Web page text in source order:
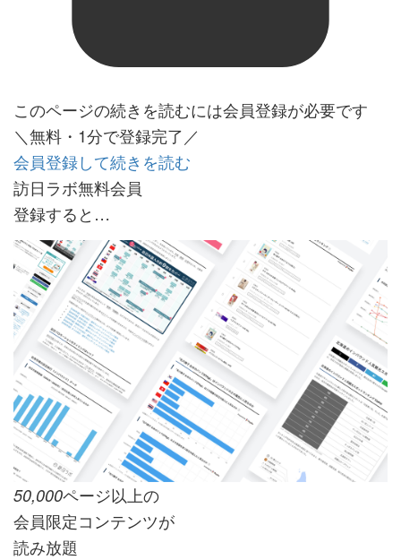
このページの続きを読むには会員登録が必要です
＼無料・1分で登録完了／
会員登録して続きを読む
訪日ラボ無料会員
登録すると…
50,000ページ以上の
会員限定コンテンツが
読み放題